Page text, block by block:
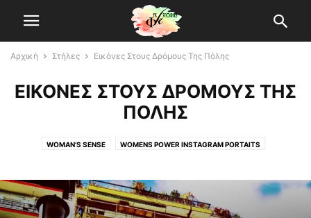
Αρχική Στήλες Εικόνες Στους Δρόμους Της Πόλης
ΕΙΚΌΝΕΣ ΣΤΟΥΣ ΔΡΌΜΟΥΣ ΤΗΣ
ΠΌΛΗΣ
WOMAN’S SENSE WOMENS POWER INSTAGRAM PORTAITS
ΙΣΤΟΡΊΕΣ ΤΟΥ ΜΠΆΡ ΚΑΙ ΤΗΣ ΝΎΧΤΑΣ ΣΑΝ ΣΉΜΕΡΑ